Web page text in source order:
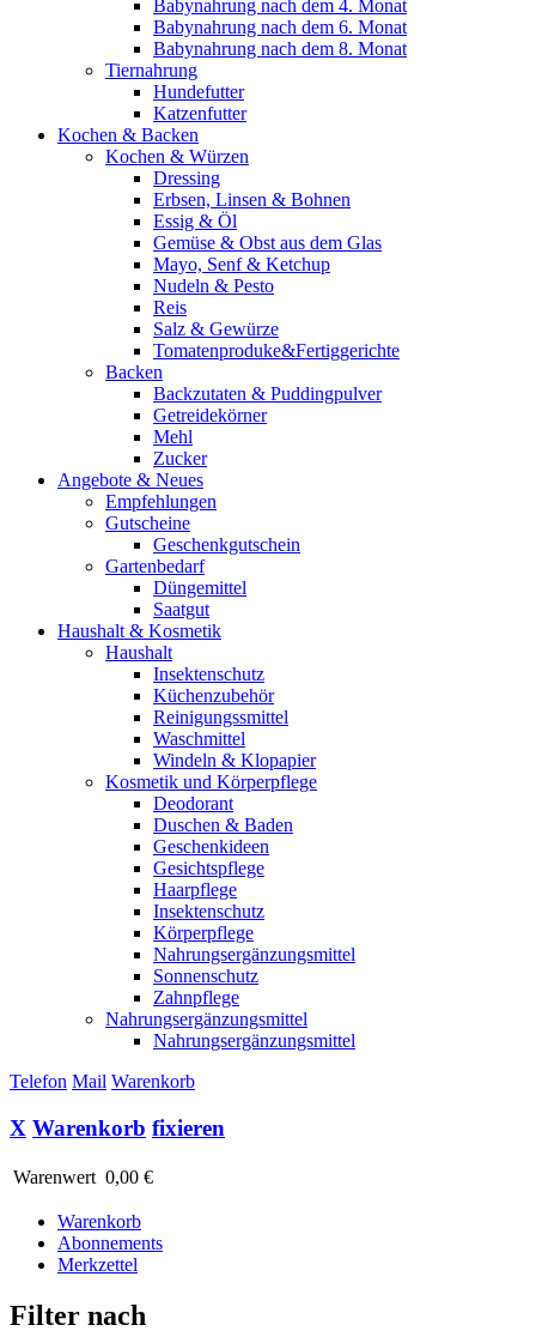
Babynahrung nach dem 4. Monat
Babynahrung nach dem 6. Monat
Babynahrung nach dem 8. Monat
Tiernahrung
Hundefutter
Katzenfutter
Kochen & Backen
Kochen & Würzen
Dressing
Erbsen, Linsen & Bohnen
Essig & Öl
Gemüse & Obst aus dem Glas
Mayo, Senf & Ketchup
Nudeln & Pesto
Reis
Salz & Gewürze
Tomatenproduke&Fertiggerichte
Backen
Backzutaten & Puddingpulver
Getreidekörner
Mehl
Zucker
Angebote & Neues
Empfehlungen
Gutscheine
Geschenkgutschein
Gartenbedarf
Düngemittel
Saatgut
Haushalt & Kosmetik
Haushalt
Insektenschutz
Küchenzubehör
Reinigungssmittel
Waschmittel
Windeln & Klopapier
Kosmetik und Körperpflege
Deodorant
Duschen & Baden
Geschenkideen
Gesichtspflege
Haarpflege
Insektenschutz
Körperpflege
Nahrungsergänzungsmittel
Sonnenschutz
Zahnpflege
Nahrungsergänzungsmittel
Nahrungsergänzungsmittel
Telefon Mail Warenkorb
X Warenkorb fixieren
Warenwert 0,00 €
Warenkorb
Abonnements
Merkzettel
Filter nach